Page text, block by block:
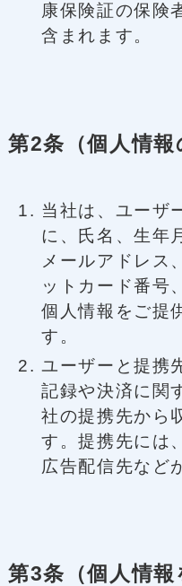
康保険証の保険
含まれます。
第2条（個人情報
当社は、ユーザ
に、氏名、生年
メールアドレス
ットカード番号
個人情報をご提
す。
ユーザーと提携
記録や決済に関
社の提携先から
す。提携先には
広告配信先など
第3条（個人情報